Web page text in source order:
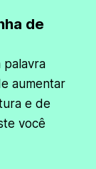
de
palavra
aumentar
e de
você